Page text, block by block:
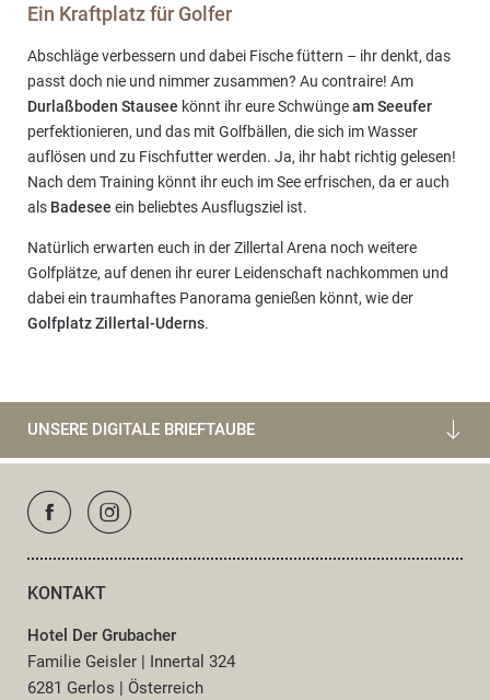
Ein Kraftplatz für Golfer
Abschläge verbessern und dabei Fische füttern – ihr denkt, das
passt doch nie und nimmer zusammen? Au contraire! Am
Durlaßboden Stausee könnt ihr eure Schwüngeam Seeufer
perfektionieren, und das mit Golfbällen, die sich im Wasser
auflösen und zu Fischfutter werden. Ja, ihr habt richtig gelesen!
Nach dem Training könnt ihr euch im See erfrischen, da er auch
als Badesee ein beliebtes Ausflugsziel ist.
Natürlich erwarten euch in der Zillertal Arena noch weitere
Golfplätze, auf denen ihr eurer Leidenschaft nachkommen und
dabei ein traumhaftes Panorama genießen könnt, wie der
Golfplatz Zillertal-Uderns.
UNSERE DIGITALE BRIEFTAUBE
KONTAKT
Hotel Der Grubacher
Familie Geisler | Innertal 324
6281 Gerlos | Österreich